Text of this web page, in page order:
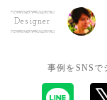
Designer
事例をSNSで